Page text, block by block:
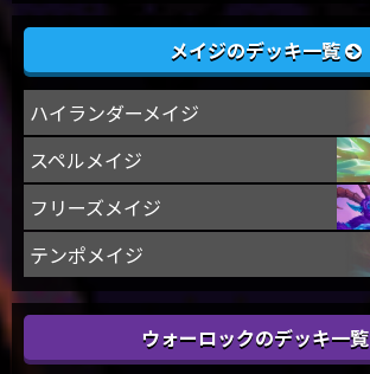
メイジのデッキ一覧
ハイランダーメイジ
スペルメイジ
フリーズメイジ
テンポメイジ
ウォーロックのデッキ一覧